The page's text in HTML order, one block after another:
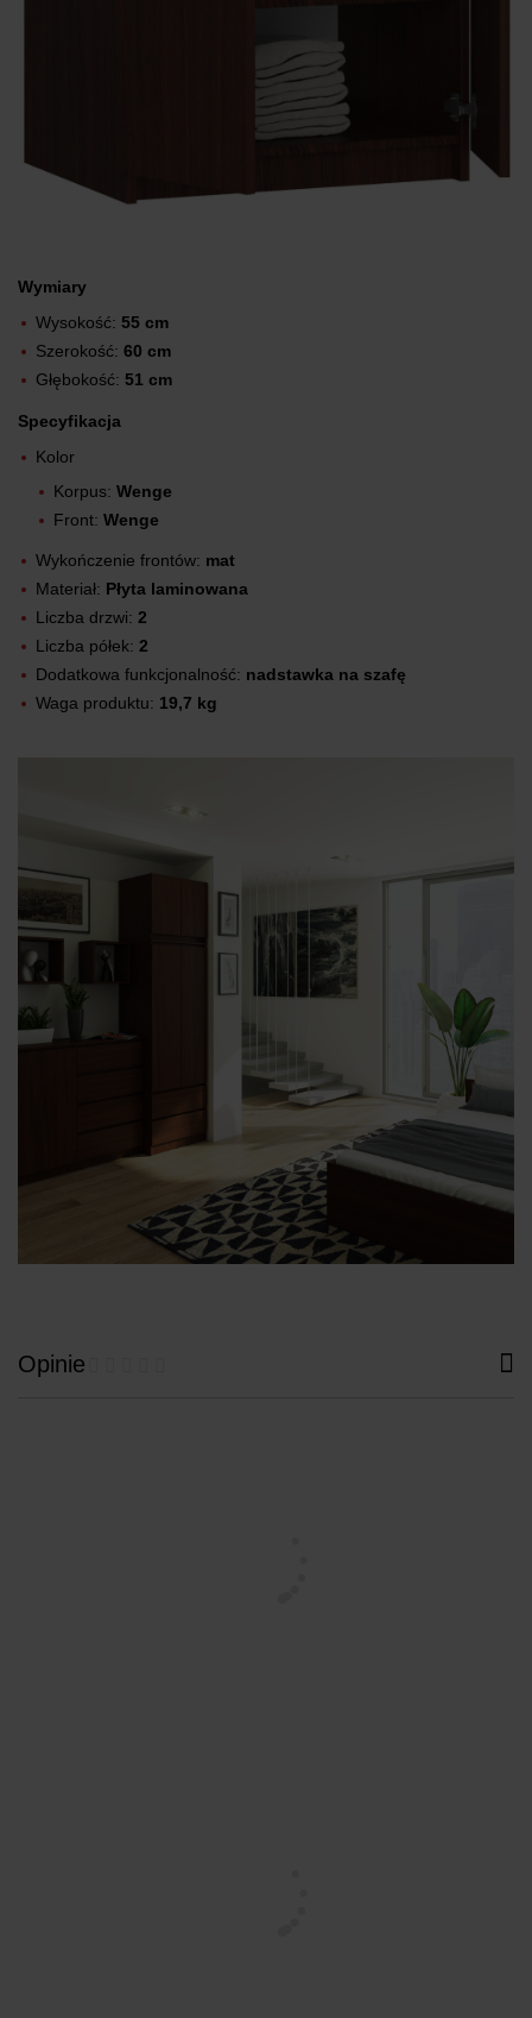
Wymiary
Wysokość: 55 cm
Szerokość: 60 cm
Głębokość: 51 cm
Specyfikacja
Kolor
Korpus: Wenge
Front: Wenge
Wykończenie frontów: mat
Materiał: Płyta laminowana
Liczba drzwi: 2
Liczba półek: 2
Dodatkowa funkcjonalność: nadstawka na szafę
Waga produktu: 19,7 kg
Opinie